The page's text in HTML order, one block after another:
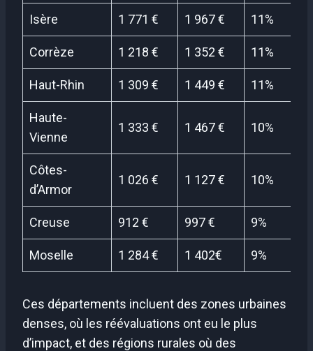
Isère 1 771 € 1 967 € 11%
Corrèze 1 218 € 1 352 € 11%
Haut-Rhin 1 309 € 1 449 € 11%
Haute-
Vienne
1 333 € 1 467 € 10%
Côtes-
d’Armor
1 026 € 1 127 € 10%
Creuse 912 € 997 € 9%
Moselle 1 284 € 1 402€ 9%
Ces départements incluent des zones urbaines
denses, où les réévaluations ont eu le plus
d’impact, et des régions rurales où des